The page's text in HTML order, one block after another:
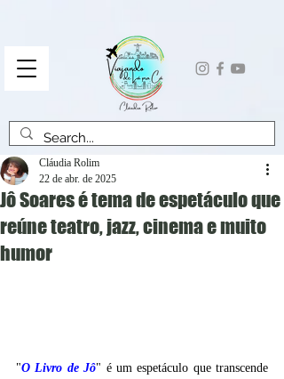
Jô Soares é tema de espetáculo que
reúne teatro, jazz, cinema e muito
humor
Cláudia Rolim
22 de abr. de 2025
"O Livro de Jô" é um espetáculo que transcende